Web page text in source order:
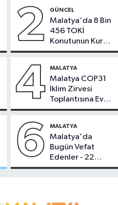
2 GÜNCEL
Malatya'da 8 Bin
456 TOKİ
Konutunun Kurası
Bugün Çekiliyor
4 MALATYA
Malatya COP31
İklim Zirvesi
Toplantısına Ev
Sahipliği Yaptı
6 MALATYA
Malatya'da
Bugün Vefat
Edenler - 22
Temmuz 2026